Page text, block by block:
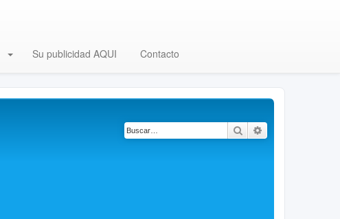
Su publicidad AQUI Contacto
Buscar